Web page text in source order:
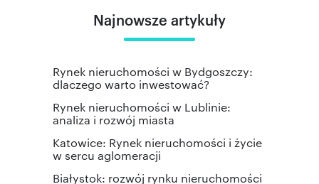
Najnowsze artykuły
Rynek nieruchomości w Bydgoszczy:
dlaczego warto inwestować?
Rynek nieruchomości w Lublinie:
analiza i rozwój miasta
Katowice: Rynek nieruchomości i życie
w sercu aglomeracji
Białystok: rozwój rynku nieruchomości